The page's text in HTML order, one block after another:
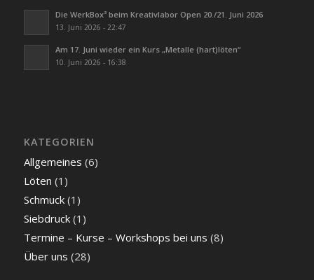
Die WerkBox³ beim Kreativlabor Open 20./21. Juni 2026
13. Juni 2026 - 22:47
Am 17. Juni wieder ein Kurs „Metalle (hart)löten“
10. Juni 2026 - 16:38
KATEGORIEN
Allgemeines (6)
Löten (1)
Schmuck(1)
Siebdruck(1)
Termine – Kurse – Workshops bei uns (8)
Über uns (28)